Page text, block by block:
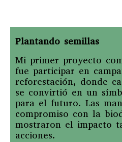
Plantando semillas
Mi primer proyecto
fue participar en
reforestación, donde
se convirtió en un
para el futuro. Las
compromiso con la
mostraron el impacto
acciones.